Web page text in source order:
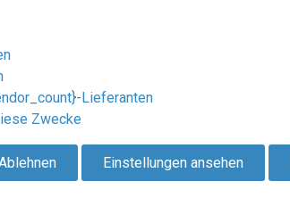
Lieferanten
Zwecke
Einstellungen ansehen